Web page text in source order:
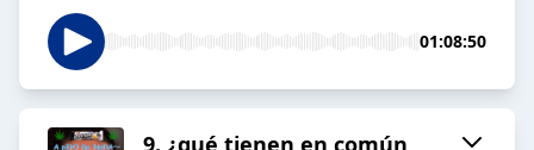
01:08:50
9. ¿qué tienen en común